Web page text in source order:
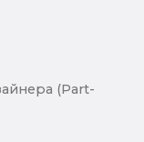
(Part-